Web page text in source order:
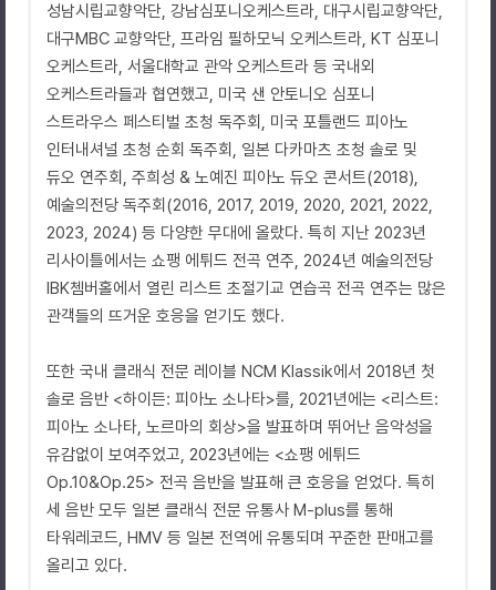
성남시립교향악단, 강남심포니오케스트라, 대구시립교향악단,
대구MBC 교향악단, 프라임 필하모닉 오케스트라, KT 심포니
오케스트라, 서울대학교 관악 오케스트라 등 국내외
오케스트라들과 협연했고, 미국 샌 안토니오 심포니
스트라우스 페스티벌 초청 독주회, 미국 포틀랜드 피아노
인터내셔널 초청 순회 독주회, 일본 다카마츠 초청 솔로 및
듀오 연주회, 주희성 & 노예진 피아노 듀오 콘서트(2018),
예술의전당 독주회(2016, 2017, 2019, 2020, 2021, 2022,
2023, 2024) 등 다양한 무대에 올랐다. 특히 지난 2023년
리사이틀에서는 쇼팽 에튀드 전곡 연주, 2024년 예술의전당
IBK쳄버홀에서 열린 리스트 초절기교 연습곡 전곡 연주는 많은
관객들의 뜨거운 호응을 얻기도 했다.
또한 국내 클래식 전문 레이블 NCM Klassik에서 2018년 첫
솔로 음반 <하이든: 피아노 소나타>를, 2021년에는 <리스트:
피아노 소나타, 노르마의 회상>을 발표하며 뛰어난 음악성을
유감없이 보여주었고, 2023년에는 <쇼팽 에튀드
Op.10&Op.25> 전곡 음반을 발표해 큰 호응을 얻었다. 특히
세 음반 모두 일본 클래식 전문 유통사 M-plus를 통해
타워레코드, HMV 등 일본 전역에 유통되며 꾸준한 판매고를
올리고 있다.